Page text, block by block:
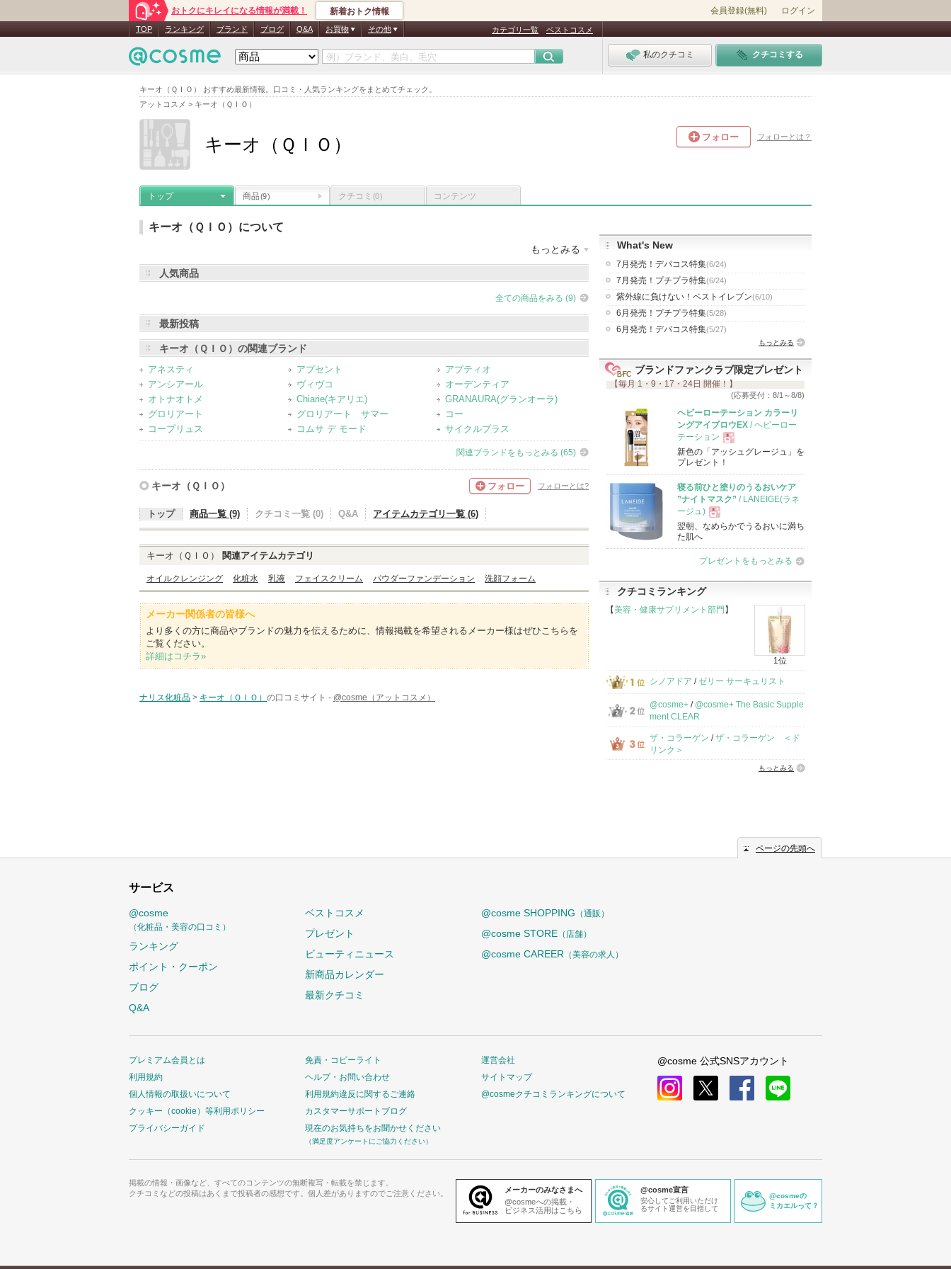
キーオ（ＱＩＯ） おすすめ最新情報。口コミ・人気ランキングをまとめてチェック。
アットコスメ > キーオ（ＱＩＯ）
おトクにキレイになる情報が満載！ 新着おトク情報 会員登録(無料) ログイン
TOP ランキング ブランド ブログ Q&A お買物 その他 カテゴリ一覧 ベストコスメ
私のクチコミ クチコミする
キーオ（ＱＩＯ） フォロー フォローとは？
トップ 商品(9) クチコミ (0) コンテンツ
キーオ（ＱＩＯ）について
もっとみる
メーカー名：
登録アイテムカテゴリ
化粧水（3） 乳液（2） オイルクレンジング（1）
人気商品
全ての商品をみる (9)
最新投稿
キーオ（ＱＩＯ）の関連ブランド
アネスティ
アプセント
アプティオ
アンシアール
ヴィヴコ
オーデンティア
オトナオトメ
Chiarie(キアリエ)
GRANAURA(グランオーラ)
グロリアート
グロリアート サマー
コー
コープリュス
コムサ デ モード サイクルプラス
関連ブランドをもっとみる (65)
キーオ（ＱＩＯ） フォロー フォローとは?
トップ 商品一覧 (9) クチコミ一覧 (0) Q&A アイテムカテゴリ一覧 (6)
キーオ（ＱＩＯ） 関連アイテムカテゴリ
オイルクレンジング 化粧水 乳液 フェイスクリーム パウダーファンデーション 洗顔フォーム
メーカー関係者の皆様へ
より多くの方に商品やブランドの魅力を伝えるために、情報掲載を希望されるメーカー様はぜひこちらを
ご覧ください。
詳細はコチラ»
ナリス化粧品 > キーオ（ＱＩＯ） の口コミサイト - @cosme（アットコスメ）
What's New
7月発売！デパコス特集(6/24)
7月発売！プチプラ特集(6/24)
紫外線に負けない！ベストイレブン(6/10)
6月発売！プチプラ特集(5/28)
6月発売！デパコス特集(5/27)
もっとみる
ブランドファンクラブ限定プレゼント
【毎月 1・9・17・24日 開催！】
(応募受付：8/1～8/8)
ヘビーローテーション カラーリ
ングアイブロウEX / ヘビーロー
テーション
現
品
新色の「アッシュグレージュ」を
プレゼント！
寝る前ひと塗りのうるおいケア
”ナイトマスク” / LANEIGE(ラネ
ージュ)
現
品
翌朝、なめらかでうるおいに満ち
た肌へ
プレゼントをもっとみる
クチコミランキング
【美容・健康サプリメント部門】
1位
シノアドア /ゼリー サーキュリスト
@cosme+ / @cosme+ The Basic Supple
ment CLEAR
ザ・コラーゲン /ザ・コラーゲン ＜ド
リンク＞
もっとみる
ページの先頭へ
サービス
@cosme
（化粧品・美容の口コミ）
ランキング
ポイント・クーポン
ブログ
Q&A
ベストコスメ
プレゼント
ビューティニュース
新商品カレンダー
最新クチコミ
@cosme SHOPPING （通販）
@cosme STORE （店舗）
@cosme CAREER （美容の求人）
プレミアム会員とは
利用規約
個人情報の取扱いについて
クッキー（cookie）等利用ポリシー
プライバシーガイド
免責・コピーライト
ヘルプ・お問い合わせ
利用規約違反に関するご連絡
カスタマーサポートブログ
現在のお気持ちをお聞かせください
（満足度アンケートにご協力ください）
運営会社
サイトマップ
@cosmeクチコミランキングについて
@cosme 公式SNSアカウント
掲載の情報・画像など、すべてのコンテンツの無断複写・転載を禁じます。
クチコミなどの投稿はあくまで投稿者の感想です。個人差がありますのでご注意ください。
メーカーのみなさまへ
@cosmeへの掲載・
ビジネス活用はこちら
@cosme宣言
安心してご利用いただけ
るサイト運営を目指して
@cosmeの
ミカエルって？